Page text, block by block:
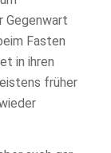
Gegenwart
Fasten
in ihren
früher